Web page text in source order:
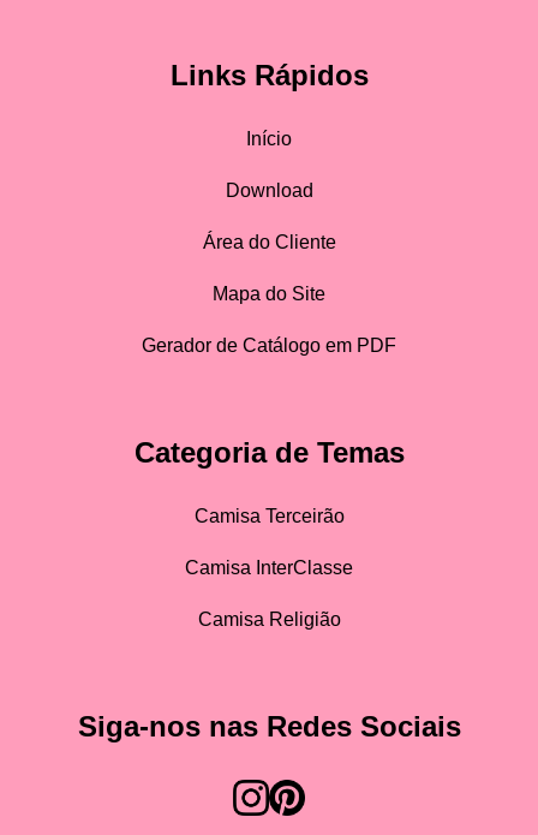
Links Rápidos
Início
Download
Área do Cliente
Mapa do Site
Gerador de Catálogo em PDF
Categoria de Temas
Camisa Terceirão
Camisa InterClasse
Camisa Religião
Siga-nos nas Redes Sociais